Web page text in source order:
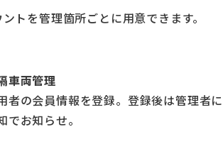
トを管理箇所ごとに用意できます。
車両管理
者の会員情報を登録。登録後は管理者に
でお知らせ。